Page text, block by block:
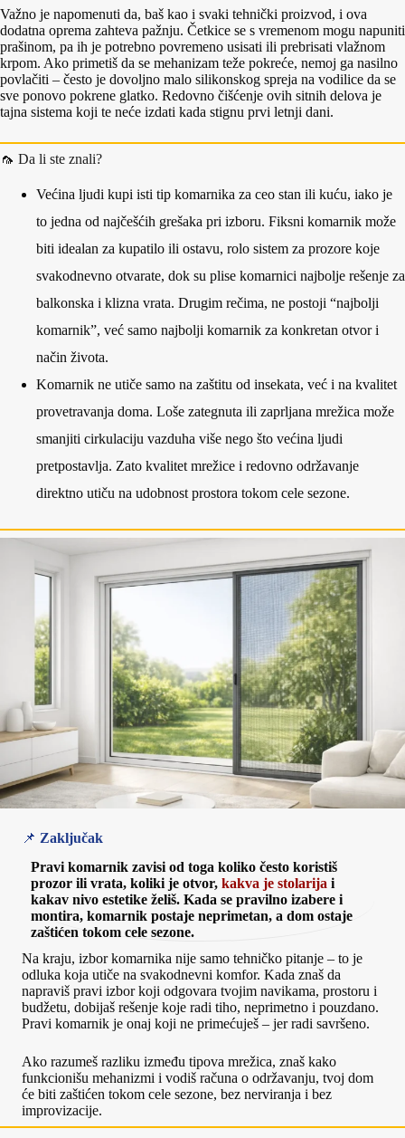
Važno je napomenuti da, baš kao i svaki tehnički proizvod, i ova
dodatna oprema zahteva pažnju. Četkice se s vremenom mogu napuniti
prašinom, pa ih je potrebno povremeno usisati ili prebrisati vlažnom
krpom. Ako primetiš da se mehanizam teže pokreće, nemoj ga nasilno
povlačiti – često je dovoljno malo silikonskog spreja na vodilice da se
sve ponovo pokrene glatko. Redovno čišćenje ovih sitnih delova je
tajna sistema koji te neće izdati kada stignu prvi letnji dani.
🦟 Da li ste znali?
Većina ljudi kupi isti tip komarnika za ceo stan ili kuću, iako je
to jedna od najčešćih grešaka pri izboru. Fiksni komarnik može
biti idealan za kupatilo ili ostavu, rolo sistem za prozore koje
svakodnevno otvarate, dok su plise komarnici najbolje rešenje za
balkonska i klizna vrata. Drugim rečima, ne postoji “najbolji
komarnik”, već samo najbolji komarnik za konkretan otvor i
način života.
Komarnik ne utiče samo na zaštitu od insekata, već i na kvalitet
provetravanja doma. Loše zategnuta ili zaprljana mrežica može
smanjiti cirkulaciju vazduha više nego što većina ljudi
pretpostavlja. Zato kvalitet mrežice i redovno održavanje
direktno utiču na udobnost prostora tokom cele sezone.
📌 Zaključak
Pravi komarnik zavisi od toga koliko često koristiš
prozor ili vrata, koliki je otvor, kakva je stolarija i
kakav nivo estetike želiš. Kada se pravilno izabere i
montira, komarnik postaje neprimetan, a dom ostaje
zaštićen tokom cele sezone.
Na kraju, izbor komarnika nije samo tehničko pitanje – to je
odluka koja utiče na svakodnevni komfor. Kada znaš da
napraviš pravi izbor koji odgovara tvojim navikama, prostoru i
budžetu, dobijaš rešenje koje radi tiho, neprimetno i pouzdano.
Pravi komarnik je onaj koji ne primećuješ – jer radi savršeno.
Ako razumeš razliku između tipova mrežica, znaš kako
funkcionišu mehanizmi i vodiš računa o održavanju, tvoj dom
će biti zaštićen tokom cele sezone, bez nerviranja i bez
improvizacije.